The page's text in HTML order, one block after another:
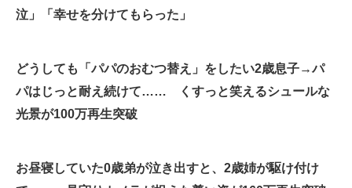
企業向けIT製品の総合サイト
IT製品の技術・比較・事例
モノづくり技術者専門サイト
泣」「幸せを分けてもらった」
どうしても「パパのおむつ替え」をしたい2歳息子→パ
パはじっと耐え続けて…… くすっと笑えるシュールな
光景が100万再生突破
お昼寝していた0歳弟が泣き出すと、2歳姉が駆け付け